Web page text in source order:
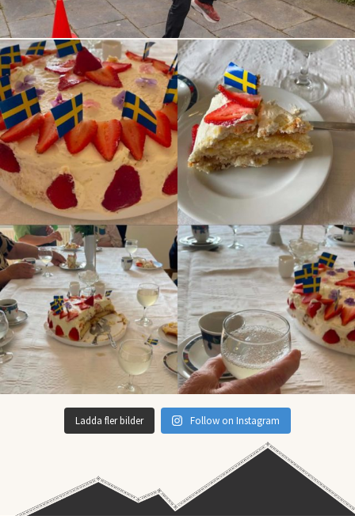
Ladda fler bilder Follow on Instagram